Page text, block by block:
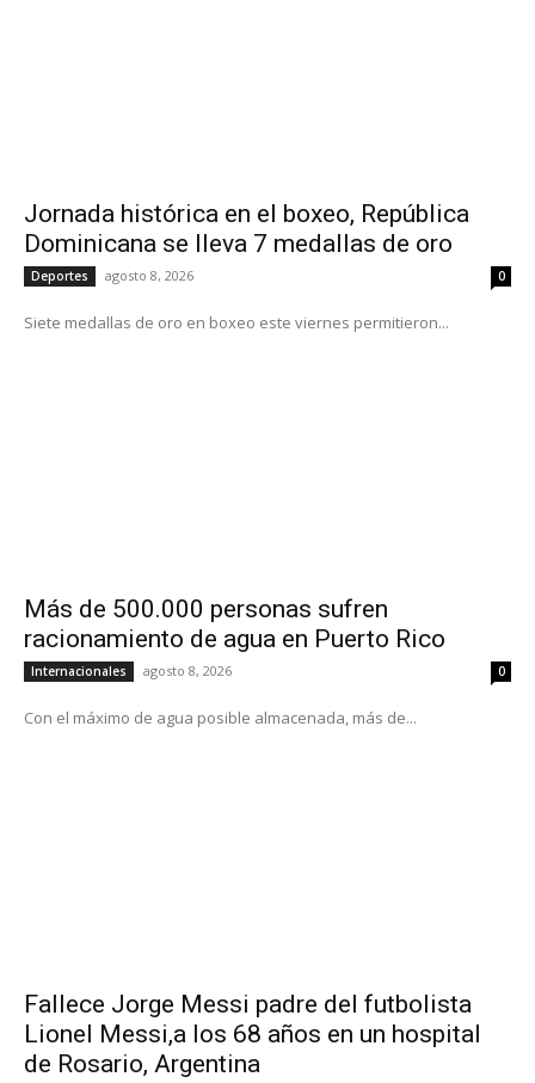
Jornada histórica en el boxeo, República
Dominicana se lleva 7 medallas de oro
Deportes agosto 8, 2026 0
Siete medallas de oro en boxeo este viernes permitieron...
Más de 500.000 personas sufren
racionamiento de agua en Puerto Rico
Internacionales agosto 8, 2026 0
Con el máximo de agua posible almacenada, más de...
Fallece Jorge Messi padre del futbolista
Lionel Messi,a los 68 años en un hospital
de Rosario, Argentina